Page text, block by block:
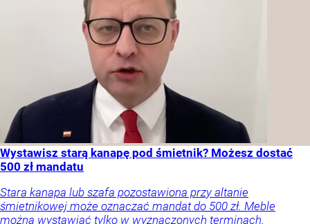
Wystawisz starą kanapę pod śmietnik? Możesz dostać
500 zł mandatu
Stara kanapa lub szafa pozostawiona przy altanie
śmietnikowej może oznaczać mandat do 500 zł. Meble
można wystawiać tylko w wyznaczonych terminach.